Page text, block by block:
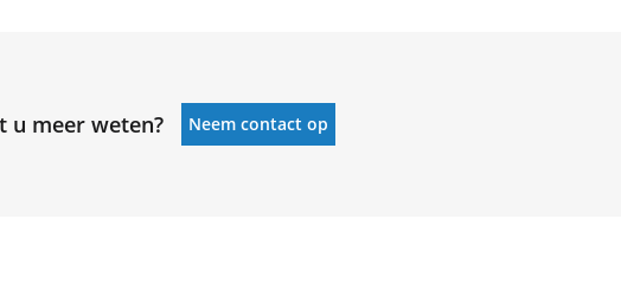
u meer weten? Neem contact op